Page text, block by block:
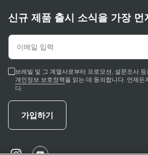
신규 제품 출시 소식을 가장 먼
브레빌 및 그 계열사로부터 프로모션, 설문조사
개인정보 보호정책 을 읽는 데 동의합니다. 언제든
다.
가입하기